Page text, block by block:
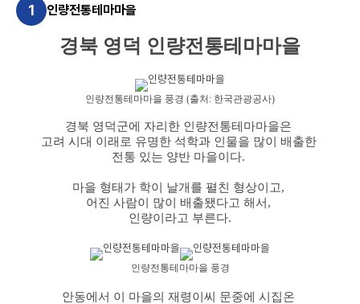
1 인량전통테마마을
경북 영덕 인량전통테마마을
인량전통테마마을 풍경 (출처: 한국관광공사)
경북 영덕군에 자리한 인량전통테마마을은
고려 시대 이래로 유명한 석학과 인물을 많이 배출한
전통 있는 양반 마을이다.
마을 형태가 학이 날개를 펼친 형상이고,
어진 사람이 많이 배출됐다고 해서,
인량이라고 부른다.
인량전통테마마을 풍경
안동에서 이 마을의 재령이씨 문중에 시집온